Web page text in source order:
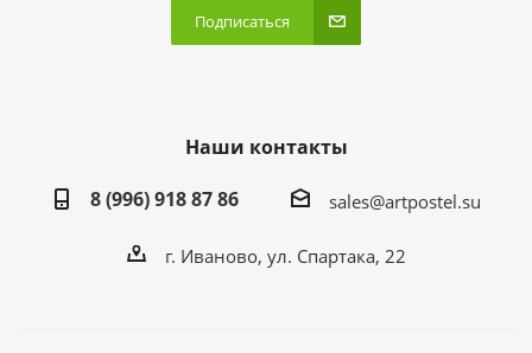
Подписаться
Наши контакты
8 (996) 918 87 86
sales@artpostel.su
г. Иваново, ул. Спартака, 22